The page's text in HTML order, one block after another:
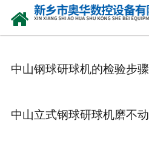
中山钢球研球机的检验步骤